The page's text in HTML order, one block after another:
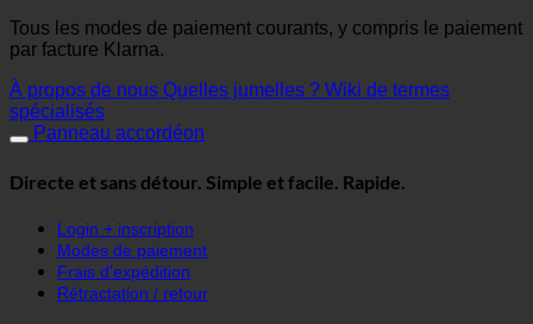
Tous les modes de paiement courants, y compris le paiement
par facture Klarna.
À propos de nous Quelles jumelles ? Wiki de termes
spécialisés
Panneau accordéon
Directe et sans détour. Simple et facile. Rapide.
Login + inscription
Modes de paiement
Frais d'expédition
Rétractation / retour